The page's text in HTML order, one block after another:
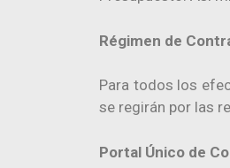
Régimen de
Para todos los
se regirán por las
Portal Único de